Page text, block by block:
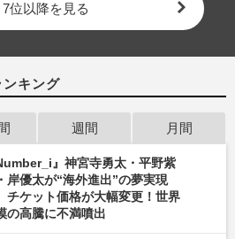
7位以降を見る
キング
週間 月間
』神宮寺勇太・平野紫
岸優太が“海外進出”の夢実現
チケット価格が大幅変更！世界
の高騰に不満噴出